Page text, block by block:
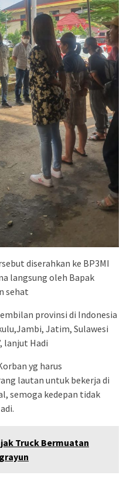
diserahkan ke BP3MI
langsung oleh Bapak
sehat
provinsi di Indonesia
Jatim, Sulawesi
lanjut Hadi
yg harus
lautan untuk bekerja di
semoga kedepan tidak
Truck Bermuatan